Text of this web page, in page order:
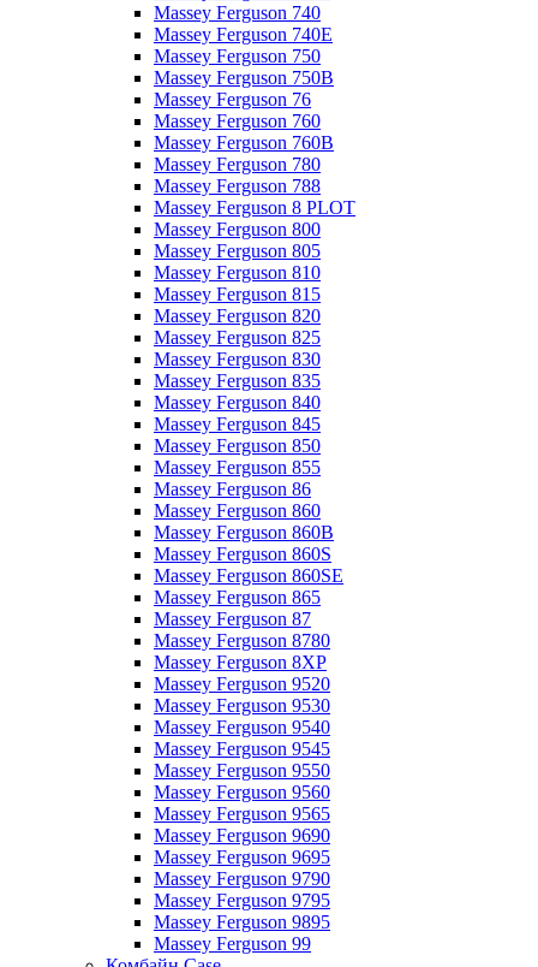
Massey Ferguson 740
Massey Ferguson 740E
Massey Ferguson 750
Massey Ferguson 750B
Massey Ferguson 76
Massey Ferguson 760
Massey Ferguson 760B
Massey Ferguson 780
Massey Ferguson 788
Massey Ferguson 8 PLOT
Massey Ferguson 800
Massey Ferguson 805
Massey Ferguson 810
Massey Ferguson 815
Massey Ferguson 820
Massey Ferguson 825
Massey Ferguson 830
Massey Ferguson 835
Massey Ferguson 840
Massey Ferguson 845
Massey Ferguson 850
Massey Ferguson 855
Massey Ferguson 86
Massey Ferguson 860
Massey Ferguson 860B
Massey Ferguson 860S
Massey Ferguson 860SE
Massey Ferguson 865
Massey Ferguson 87
Massey Ferguson 8780
Massey Ferguson 8XP
Massey Ferguson 9520
Massey Ferguson 9530
Massey Ferguson 9540
Massey Ferguson 9545
Massey Ferguson 9550
Massey Ferguson 9560
Massey Ferguson 9565
Massey Ferguson 9690
Massey Ferguson 9695
Massey Ferguson 9790
Massey Ferguson 9795
Massey Ferguson 9895
Massey Ferguson 99